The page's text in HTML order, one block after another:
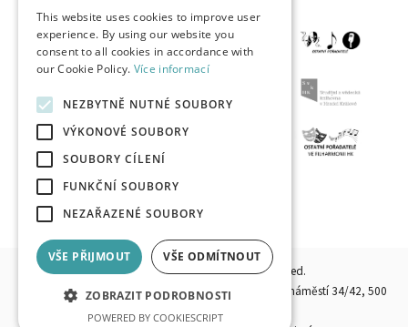
© 2026, HKPOINT.CZ - All rights reserved.
Operator:Destinační společnost Hradecko, z. s.,
Velké náměstí 34/42, 500
03 Hradec Králové
This website uses cookies to improve user
experience. By using our website you
consent to all cookies in accordance with
our Cookie Policy. Více informací
NEZBYTNĚ NUTNÉ SOUBORY
VÝKONOVÉ SOUBORY
SOUBORY CÍLENÍ
FUNKČNÍ SOUBORY
NEZAŘAZENÉ SOUBORY
VŠE PŘIJMOUT VŠE ODMÍTNOUT
ZOBRAZIT PODROBNOSTI
POWERED BY COOKIESCRIPT